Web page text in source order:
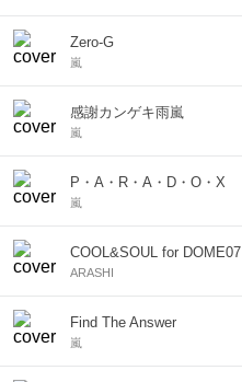
Zero-G
嵐
感謝カンゲキ雨嵐
嵐
P・A・R・A・D・O・X
嵐
COOL&SOUL for DOME07
ARASHI
Find The Answer
嵐